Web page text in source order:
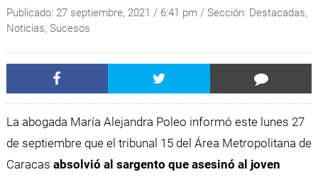
Publicado: 27 septiembre, 2021 / 6:41 pm / Sección: Destacadas,
Noticias, Sucesos
La abogada María Alejandra Poleo informó este lunes 27
de septiembre que el tribunal 15 del Área Metropolitana de
Caracas absolvió al sargento que asesinó al joven